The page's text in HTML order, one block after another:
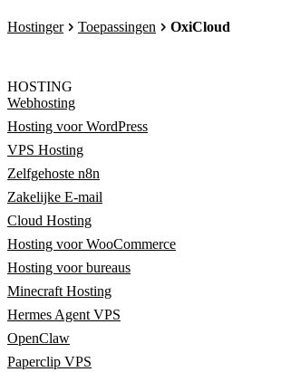
Hostinger Toepassingen OxiCloud
HOSTING
Webhosting
Hosting voor WordPress
VPS Hosting
Zelfgehoste n8n
Zakelijke E-mail
Cloud Hosting
Hosting voor WooCommerce
Hosting voor bureaus
Minecraft Hosting
Hermes Agent VPS
OpenClaw
Paperclip VPS